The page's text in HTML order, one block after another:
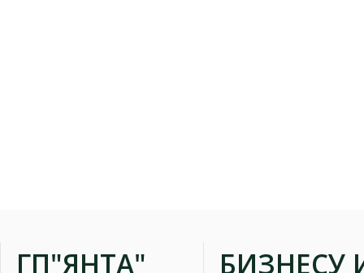
ГП"ЯНТА"
БИЗНЕСУ